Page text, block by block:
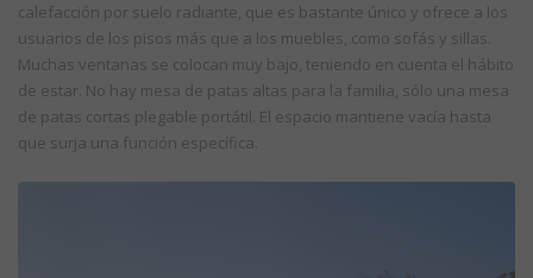
calefacción por suelo radiante, que es bastante único y ofrece a los
usuarios de los pisos más que a los muebles, como sofás y sillas.
Muchas ventanas se colocan muy bajo, teniendo en cuenta el hábito
de estar. No hay mesa de patas altas para la familia, sólo una mesa
de patas cortas plegable portátil. El espacio mantiene vacía hasta
que surja una función específica.